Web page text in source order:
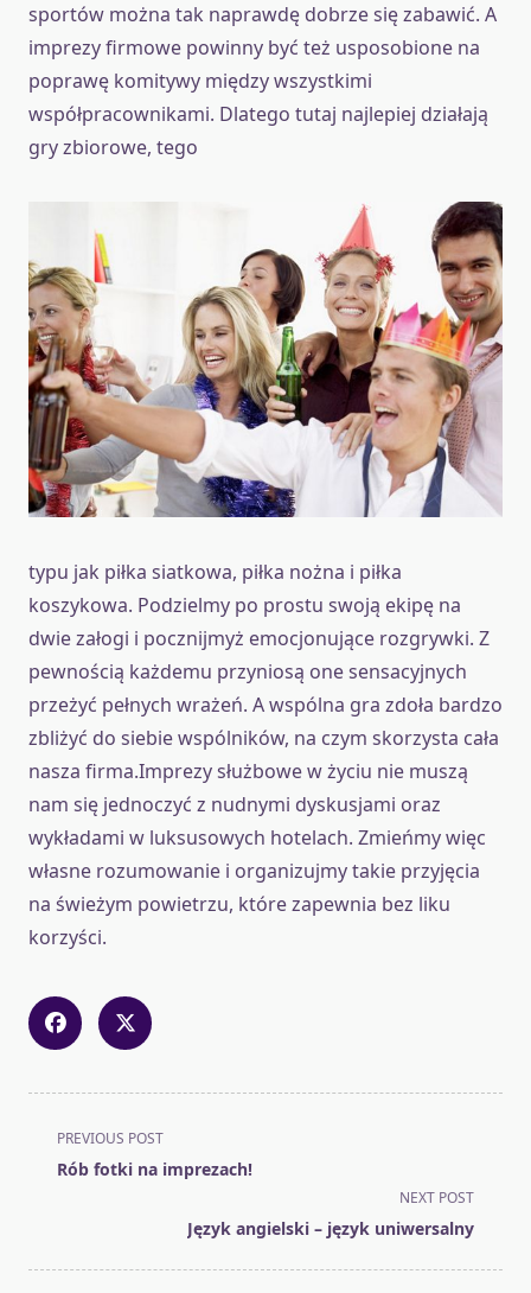
sportów można tak naprawdę dobrze się zabawić. A
imprezy firmowe powinny być też usposobione na
poprawę komitywy między wszystkimi
współpracownikami. Dlatego tutaj najlepiej działają
gry zbiorowe, tego
typu jak piłka siatkowa, piłka nożna i piłka
koszykowa. Podzielmy po prostu swoją ekipę na
dwie załogi i pocznijmyż emocjonujące rozgrywki. Z
pewnością każdemu przyniosą one sensacyjnych
przeżyć pełnych wrażeń. A wspólna gra zdoła bardzo
zbliżyć do siebie wspólników, na czym skorzysta cała
nasza firma.Imprezy służbowe w życiu nie muszą
nam się jednoczyć z nudnymi dyskusjami oraz
wykładami w luksusowych hotelach. Zmieńmy więc
własne rozumowanie i organizujmy takie przyjęcia
na świeżym powietrzu, które zapewnia bez liku
korzyści.
<span
class="nav-
text">Page</span>
PREVIOUS POST
Rób fotki na imprezach!
NEXT POST
Język angielski – język uniwersalny